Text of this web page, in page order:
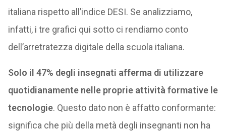
italiana rispetto all’indice DESI. Se analizziamo,
infatti, i tre grafici qui sotto ci rendiamo conto
dell’arretratezza digitale della scuola italiana.
Solo il 47% degli insegnati afferma di utilizzare
quotidianamente nelle proprie attività formative le
tecnologie. Questo dato non è affatto conformante:
significa che più della metà degli insegnanti non ha